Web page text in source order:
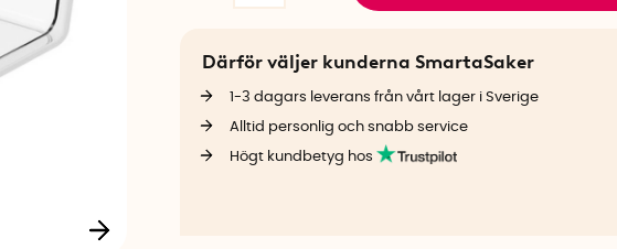
Därför väljer kunderna SmartaSaker
1-3 dagars leverans från vårt lager i Sverige
Alltid personlig och snabb service
Högt kundbetyg hos